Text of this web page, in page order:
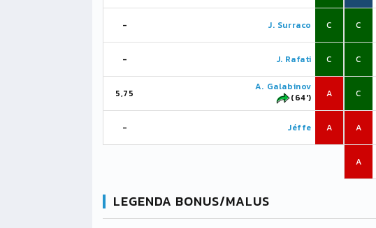
- J. Surraco C
- J. Rafati C
5,75
A. Galabinov
(64')
A
- Jéffe A
C
C
C
A
A
LEGENDA BONUS/MALUS